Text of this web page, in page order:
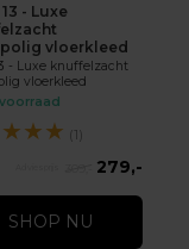
- Luxe
vloerkleed
- Luxe knuffelzacht
vloerkleed
★★★ (1)
279,-
SHOP NU